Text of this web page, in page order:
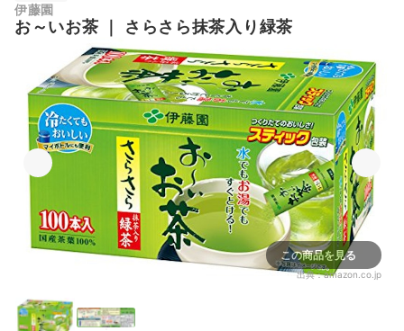
伊藤園
お～いお茶 さらさら抹茶入り緑茶
この商品を見る
出典：amazon.co.jp